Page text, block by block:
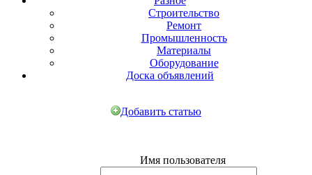
Строительство
Ремонт
Промышленность
Материалы
Оборудование
Доска объявлений
Добавить статью
Имя пользователя